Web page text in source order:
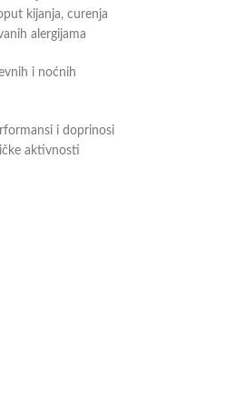
kijanja, curenja
alergijama
i noćnih
i doprinosi
aktivnosti